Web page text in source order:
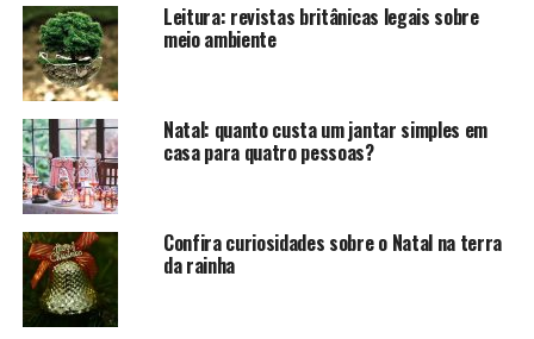
Desde o século 15, a tradicional escola pública é
referência na educação em todo o Reino Unido. A escola
aceita estudantes do sexo masculino, entre 13 a 18 anos.
O processo de seleção é bem acirrado, já que a escola é
uma das grandes referências educacionais na região e,
além disso, prepara os alunos para entrada em
instituições universitárias de renome.
Compartilhe isso:
Leitura: revistas britânicas legais sobre
meio ambiente
Natal: quanto custa um jantar simples em
casa para quatro pessoas?
Confira curiosidades sobre o Natal na terra
da rainha